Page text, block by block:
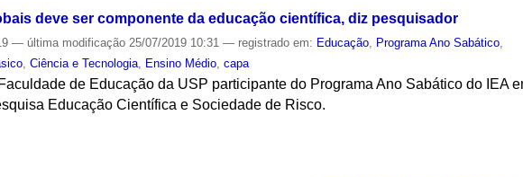
deve ser componente da educação científica, diz pesquisador
— última modificação 25/07/2019 10:31— registrado em: Educação Programa Ano Sabático
,Ciência e Tecnologia Ensino Médio ,capa
de Educação da USP participante do Programa Ano Sabático do IEA
Educação Científica e Sociedade de Risco.